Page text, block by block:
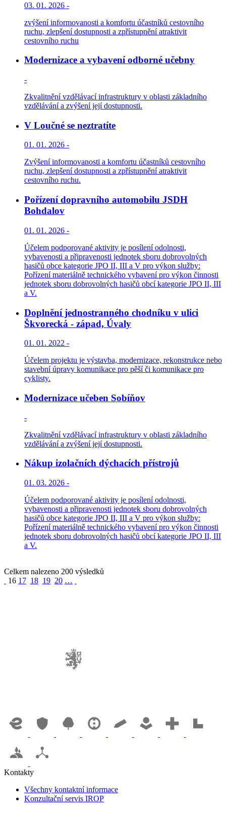
03. 01. 2026 -
zvýšení informovanosti a komfortu účastníků cestovního
ruchu, zlepšení dostupnosti a zpřístupnění atraktivit
cestovního ruchu
Modernizace a vybavení odborné učebny
-
Zkvalitnění vzdělávací infrastruktury v oblasti základního
vzdělávání a zvýšení její dostupnosti.
V Loučné se neztratíte
01. 01. 2026 -
Zvýšení informovanosti a komfortu účastníků cestovního
ruchu, zlepšení dostupnosti a zpřístupnění atraktivit
cestovního ruchu.
Pořízení dopravního automobilu JSDH
Bohdalov
01. 01. 2026 -
Účelem podporované aktivity je posílení odolnosti,
vybavenosti a připravenosti jednotek sboru dobrovolných
hasičů obce kategorie JPO II, III a V pro výkon služby:
Pořízení materiálně technického vybavení pro výkon činnosti
jednotek sboru dobrovolných hasičů obcí kategorie JPO II, III
a V.
Doplnění jednostranného chodníku v ulici
Škvorecká - západ, Úvaly
01. 01. 2022 -
Účelem projektu je výstavba, modernizace, rekonstrukce nebo
stavební úpravy komunikace pro pěší či komunikace pro
cyklisty.
Modernizace učeben Sobíňov
-
Zkvalitnění vzdělávací infrastruktury v oblasti základního
vzdělávání a zvýšení její dostupnosti.
Nákup izolačních dýchacích přístrojů
01. 03. 2026 -
Účelem podporované aktivity je posílení odolnosti,
vybavenosti a připravenosti jednotek sboru dobrovolných
hasičů obce kategorie JPO II, III a V pro výkon služby:
Pořízení materiálně technického vybavení pro výkon činnosti
jednotek sboru dobrovolných hasičů obcí kategorie JPO II, III
a V.
Celkem nalezeno 200 výsledků
16 17 18 19 20 …
Kontakty
Všechny kontaktní informace
Konzultační servis IROP